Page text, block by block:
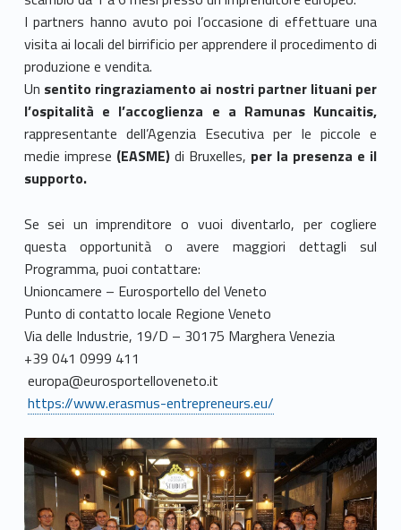
I partners hanno avuto poi l’occasione di effettuare una
visita ai locali del birrificio per apprendere il procedimento di
produzione e vendita.
Un sentito ringraziamento ai nostri partner lituani per
l’ospitalità e l’accoglienza e a Ramunas Kuncaitis,
rappresentante dell’Agenzia Esecutiva per le piccole e
medie imprese (EASME)di Bruxelles, per la presenza e il
supporto.
Se sei un imprenditore o vuoi diventarlo, per cogliere
questa opportunità o avere maggiori dettagli sul
Programma, puoi contattare:
Unioncamere – Eurosportello del Veneto
Punto di contatto locale Regione Veneto
Via delle Industrie, 19/D – 30175 Marghera Venezia
+39 041 0999 411
europa@eurosportelloveneto.it
https://www.erasmus-entrepreneurs.eu/